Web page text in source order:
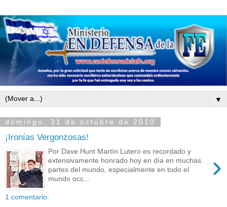
▼
domingo, 31 de octubre de 2010
¡Ironías Vergonzosas!
›
Por Dave Hunt Martín Lutero es recordado y
extensivamente honrado hoy en día en muchas
partes del mundo, especialmente en todo el
mundo occ...
1 comentario: